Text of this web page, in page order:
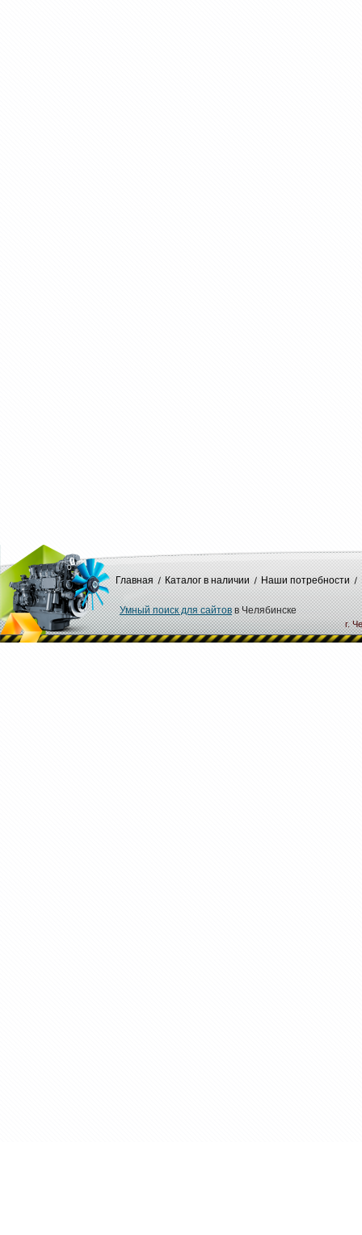
Главная Каталог в наличии Наши потребности
Умный поиск для сайтовв Челябинске
г.